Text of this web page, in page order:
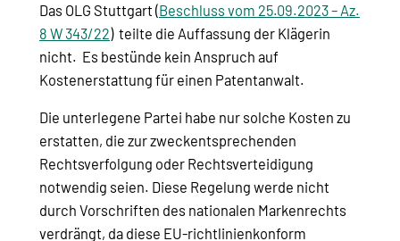
Das OLG Stuttgart (Beschluss vom 25.09.2023 – Az.
8 W 343/22) teilte die Auffassung der Klägerin
nicht. Es bestünde kein Anspruch auf
Kostenerstattung für einen Patentanwalt.
Die unterlegene Partei habe nur solche Kosten zu
erstatten, die zur zweckentsprechenden
Rechtsverfolgung oder Rechtsverteidigung
notwendig seien. Diese Regelung werde nicht
durch Vorschriften des nationalen Markenrechts
verdrängt, da diese EU-richtlinienkonform